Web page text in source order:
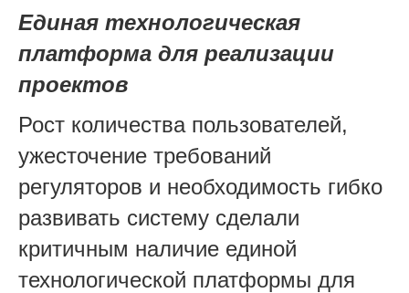
Единая технологическая
платформа для реализации
проектов
Рост количества пользователей,
ужесточение требований
регуляторов и необходимость гибко
развивать систему сделали
критичным наличие единой
технологической платформы для